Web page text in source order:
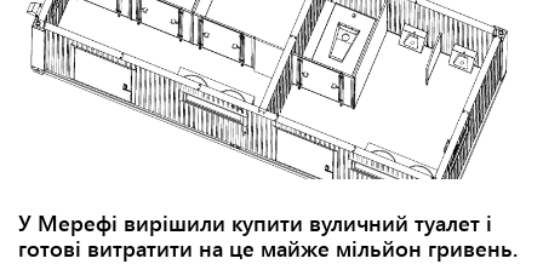
У Мерефі вирішили купити вуличний туалет і
готові витратити на це майже мільйон гривень.